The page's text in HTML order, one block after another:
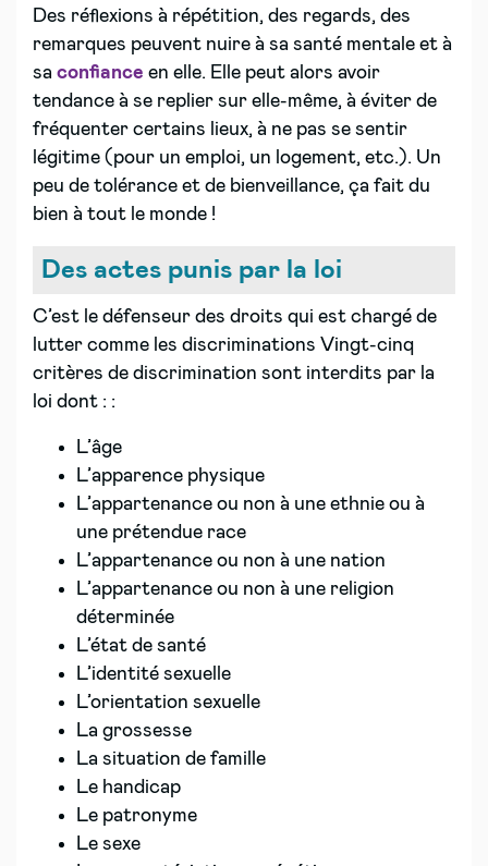
Des réflexions à répétition, des regards, des
remarques peuvent nuire à sa santé mentale et à
sa confiance en elle. Elle peut alors avoir
tendance à se replier sur elle-même, à éviter de
fréquenter certains lieux, à ne pas se sentir
légitime (pour un emploi, un logement, etc.). Un
peu de tolérance et de bienveillance, ça fait du
bien à tout le monde !
Des actes punis par la loi
C’est le défenseur des droits qui est chargé de
lutter comme les discriminations Vingt-cinq
critères de discrimination sont interdits par la
loi dont : :
L’âge
L’apparence physique
L’appartenance ou non à une ethnie ou à
une prétendue race
L’appartenance ou non à une nation
L’appartenance ou non à une religion
déterminée
L’état de santé
L’identité sexuelle
L’orientation sexuelle
La grossesse
La situation de famille
Le handicap
Le patronyme
Le sexe